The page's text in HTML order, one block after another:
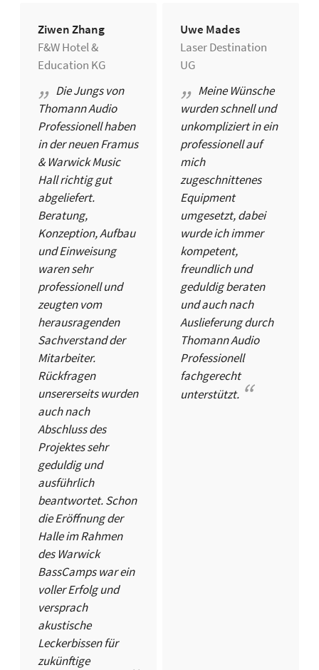
Ziwen Zhang
F&W Hotel &
Education KG
Die Jungs von
Thomann Audio
Professionell haben
in der neuen Framus
& Warwick Music
Hall richtig gut
abgeliefert.
Beratung,
Konzeption, Aufbau
und Einweisung
waren sehr
professionell und
zeugten vom
herausragenden
Sachverstand der
Mitarbeiter.
Rückfragen
unsererseits wurden
auch nach
Abschluss des
Projektes sehr
geduldig und
ausführlich
beantwortet. Schon
die Eröffnung der
Halle im Rahmen
des Warwick
BassCamps war ein
voller Erfolg und
versprach
akustische
Leckerbissen für
zukünftige
Uwe Mades
Laser Destination
UG
Meine Wünsche
wurden schnell und
unkompliziert in ein
professionell auf
mich
zugeschnittenes
Equipment
umgesetzt, dabei
wurde ich immer
kompetent,
freundlich und
geduldig beraten
und auch nach
Auslieferung durch
Thomann Audio
Professionell
fachgerecht
unterstützt.